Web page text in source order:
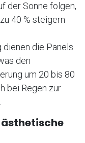
der Sonne folgen,
40 % steigern
die Panels
den
um 20 bis 80
bei Regen zur